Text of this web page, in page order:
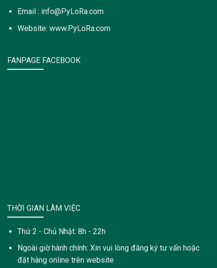
Email : info@PyLoRa.com
Website: www.PyLoRa.com
FANPAGE FACEBOOK
THỜI GIAN LÀM VIỆC
Thứ 2 - Chủ Nhật: 8h - 22h
Ngoài giờ hành chính: Xin vui lòng đăng ký tư vấn hoặc
đặt hàng online trên website